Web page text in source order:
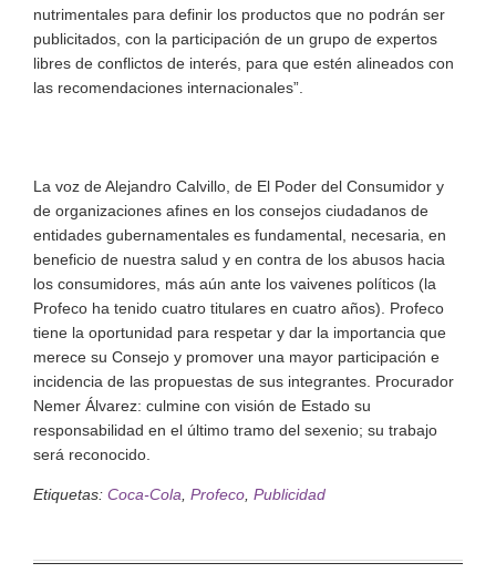
nutrimentales para definir los productos que no podrán ser
publicitados, con la participación de un grupo de expertos
libres de conflictos de interés, para que estén alineados con
las recomendaciones internacionales”.
La voz de Alejandro Calvillo, de El Poder del Consumidor y
de organizaciones afines en los consejos ciudadanos de
entidades gubernamentales es fundamental, necesaria, en
beneficio de nuestra salud y en contra de los abusos hacia
los consumidores, más aún ante los vaivenes políticos (la
Profeco ha tenido cuatro titulares en cuatro años). Profeco
tiene la oportunidad para respetar y dar la importancia que
merece su Consejo y promover una mayor participación e
incidencia de las propuestas de sus integrantes. Procurador
Nemer Álvarez: culmine con visión de Estado su
responsabilidad en el último tramo del sexenio; su trabajo
será reconocido.
Etiquetas: Coca-Cola Profeco Publicidad